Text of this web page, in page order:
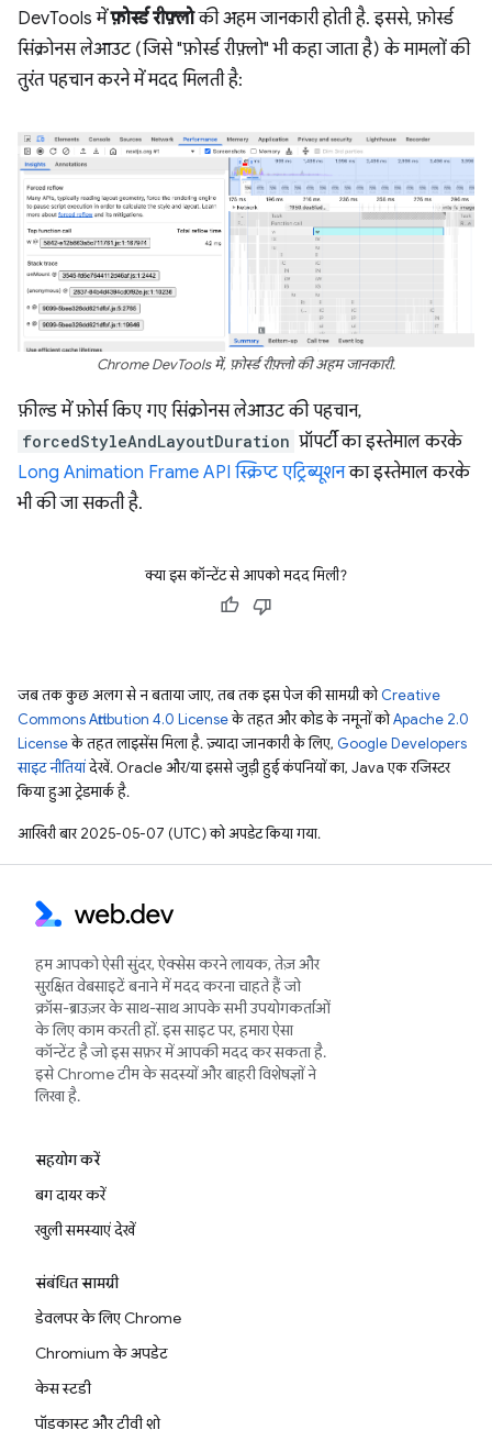
DevTools मेंफ़ोर्स्ड रीफ़्लोकी अहम जानकारी होती है. इससे, फ़ोर्स्ड
सिंक्रोनस लेआउट (जिसे "फ़ोर्स्ड रीफ़्लो" भी कहा जाता है) के मामलों की
तुरंत पहचान करने में मदद मिलती है:
Chrome DevTools में, फ़ोर्स्ड रीफ़्लो की अहम जानकारी.
फ़ील्ड में फ़ोर्स किए गए सिंक्रोनस लेआउट की पहचान,
forcedStyleAndLayoutDuration प्रॉपर्टी का इस्तेमाल करके
Long Animation Frame API स्क्रिप्ट एट्रिब्यूशनका इस्तेमाल करके
भी की जा सकती है.
क्या इस कॉन्टेंट से आपको मदद मिली?
जब तक कुछ अलग से न बताया जाए, तब तक इस पेज की सामग्री कोCreative
Commons Attribution 4.0 Licenseके तहत और कोड के नमूनों कोApache 2.0
Licenseके तहत लाइसेंस मिला है. ज़्यादा जानकारी के लिए, Google Developers
साइट नीतियांदेखें. Oracle और/या इससे जुड़ी हुई कंपनियों का, Java एक रजिस्टर
किया हुआ ट्रेडमार्क है.
आखिरी बार 2025-05-07 (UTC) को अपडेट किया गया.
हम आपको ऐसी सुंदर, ऐक्सेस करने लायक, तेज़ और
सुरक्षित वेबसाइटें बनाने में मदद करना चाहते हैं जो
क्रॉस-ब्राउज़र के साथ-साथ आपके सभी उपयोगकर्ताओं
के लिए काम करती हों. इस साइट पर, हमारा ऐसा
कॉन्टेंट है जो इस सफ़र में आपकी मदद कर सकता है.
इसे Chrome टीम के सदस्यों और बाहरी विशेषज्ञों ने
लिखा है.
सहयोग करें
बग दायर करें
खुली समस्याएं देखें
संबंधित सामग्री
डेवलपर के लिए Chrome
Chromium के अपडेट
केस स्टडी
पॉडकास्ट और टीवी शो